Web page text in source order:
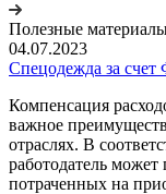
Полезные
04.07.2023
Спецодежда за
Компенсация
важное
отраслях. В
работодатель может
потраченных на